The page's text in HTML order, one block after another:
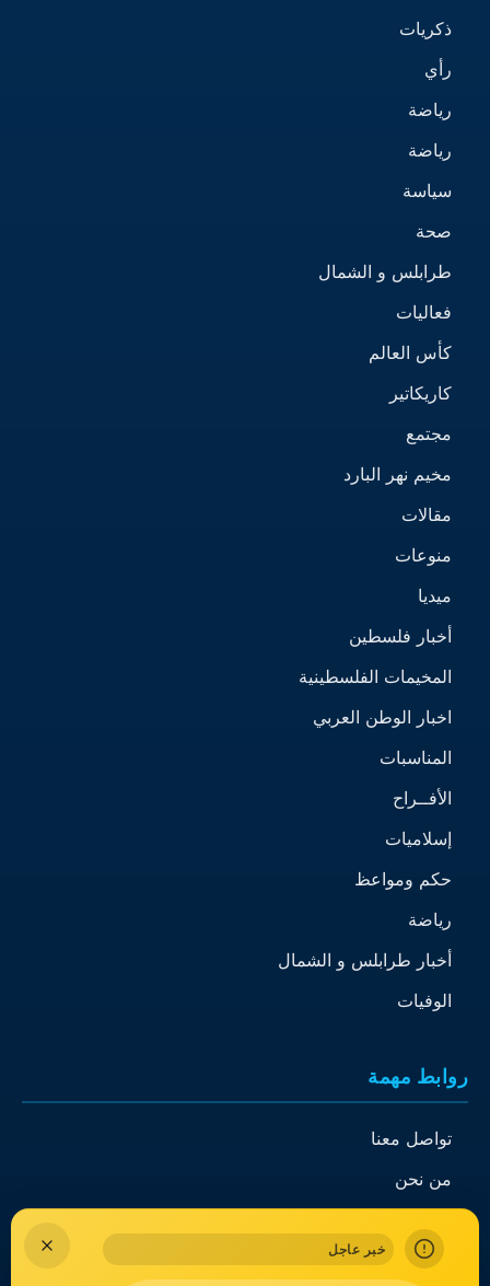
خبر عاجل
ذكريات
رأي
رياضة
رياضة
سياسة
صحة
طرابلس و الشمال
فعاليات
كأس العالم
كاريكاتير
مجتمع
مخيم نهر البارد
مقالات
منوعات
ميديا
أخبار فلسطين
المخيمات الفلسطينية
اخبار الوطن العربي
المناسبات
الأفــراح
إسلاميات
حكم ومواعظ
رياضة
أخبار طرابلس و الشمال
الوفيات
روابط مهمة
تواصل معنا
من نحن